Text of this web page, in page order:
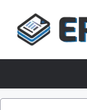
content